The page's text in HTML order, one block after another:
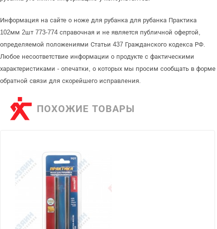
Информация на сайте о ноже для рубанка для рубанка Практика
102мм 2шт 773-774 справочная и не является публичной офертой,
определяемой положениями Статьи 437 Гражданского кодекса РФ.
Любое несоответствие информации о продукте с фактическими
характеристиками - опечатки, о которых мы просим сообщать в форме
обратной связи для скорейшего исправления.
ПОХОЖИЕ ТОВАРЫ